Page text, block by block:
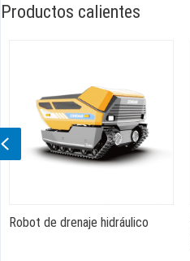
Productos calientes
Robot de drenaje hidráulico
Previous